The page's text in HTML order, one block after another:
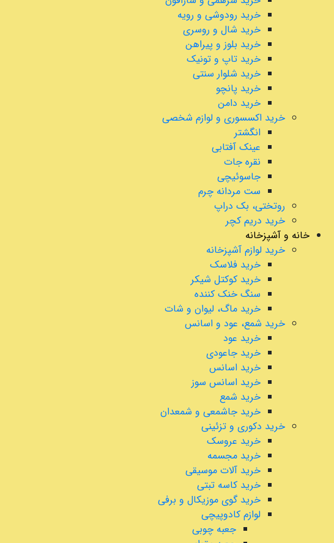
خرید رودوشی و رویه
خرید شال و روسری
خرید بلوز و پیراهن
خرید تاپ و تونیک
خرید شلوار سنتی
خرید پانچو
خرید دامن
خرید اکسسوری و لوازم شخصی
انگشتر
عینک آفتابی
نقره جات
جاسوئیچی
ست مردانه چرم
روتختی، بک دراپ
خرید دریم کچر
خانه و آشپزخانه
خرید لوازم آشپزخانه
خرید فلاسک
خرید کوکتل شیکر
سنگ خنک کننده
خرید ماگ، لیوان و شات
خرید شمع، عود و اسانس
خرید عود
خرید جاعودی
خرید اسانس
خرید اسانس سوز
خرید شمع
خرید جاشمعی و شمعدان
خرید دکوری و تزئینی
خرید عروسک
خرید مجسمه
خرید آلات موسیقی
خرید کاسه تبتی
خرید گوی موزیکال و برفی
لوازم کادوپیچی
جعبه چوبی